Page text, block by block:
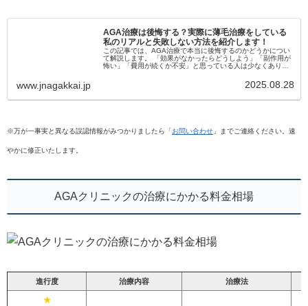
AGA治療は後悔する？実際に薄毛治療をしている
私のリアルと失敗しない方法を紹介します！
この記事では、AGA治療で本当に後悔するのかどうかについ
て解説します。 「効果がなかったらどうしよう」「副作用が
怖い」「費用が続くか不安」と思っている人は少なくありま
www.jnagakkai.jp 2025.08.28
※万が一事実と異なる誤認情報がみつかりましたら「お問い合わせ 」までご連絡ください。速
やかに修正いたします。
AGAクリニックの治療にかかる料金相場
進行度 治療内容 治療法
★